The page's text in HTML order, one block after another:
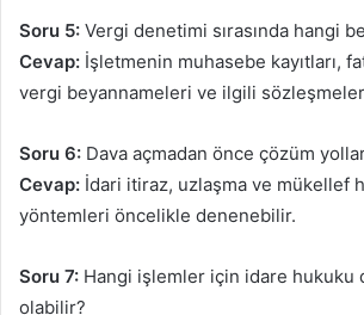
Soru 5: Vergi denetimi sırasında hangi
Cevap: İşletmenin muhasebe kayıtları,
vergi beyannameleri ve ilgili
Soru 6: Dava açmadan önce çözüm
Cevap: İdari itiraz, uzlaşma ve mükellef
yöntemleri öncelikle denenebilir.
Soru 7: Hangi işlemler için idare hukuku
olabilir?